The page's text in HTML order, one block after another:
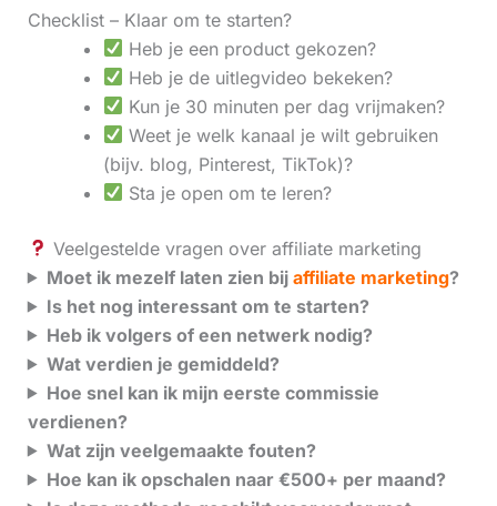
Checklist – Klaar om te starten?
Heb je een product gekozen?
Heb je de uitlegvideo bekeken?
Kun je 30 minuten per dag vrijmaken?
Weet je welk kanaal je wilt gebruiken
(bijv. blog, Pinterest, TikTok)?
Sta je open om te leren?
Veelgestelde vragen over affiliate marketing
Moet ik mezelf laten zien bij affiliate marketing?
Is het nog interessant om te starten?
Heb ik volgers of een netwerk nodig?
Wat verdien je gemiddeld?
Hoe snel kan ik mijn eerste commissie
verdienen?
Wat zijn veelgemaakte fouten?
Hoe kan ik opschalen naar €500+ per maand?